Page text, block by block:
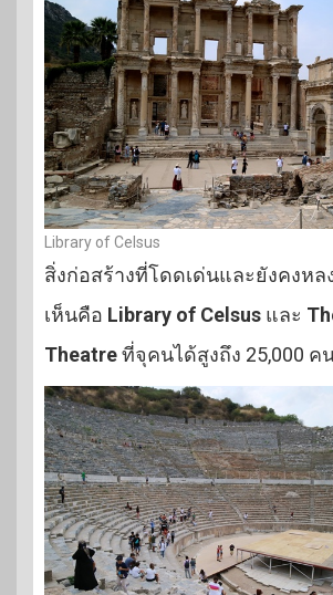
Library of Celsus
สิ่งก่อสร้างที่โดดเด่นและยังคงหล
เห็นคือ Library of Celsus และ
Theatreที่จุคนได้สูงถึง 25,000 ค